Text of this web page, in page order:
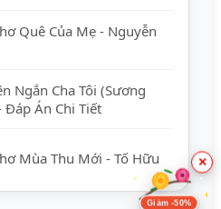
Quê Của Mẹ - Nguyễn
Ngắn Cha Tôi (Sương
Án Chi Tiết
Mùa Thu Mới - Tố Hữu ×
Giảm -50%